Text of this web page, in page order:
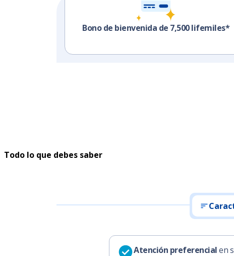
Bono de bienvenida de 7,500 lifemiles*
Todo lo que debes saber
Atención preferencialen